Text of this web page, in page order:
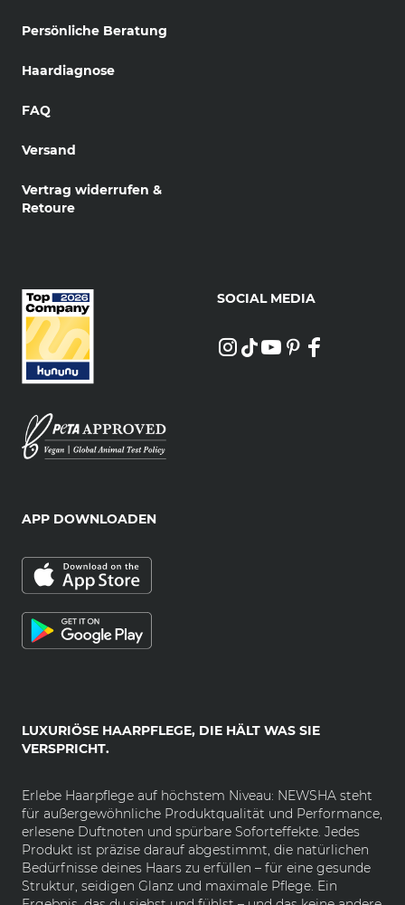
Persönliche Beratung
Haardiagnose
FAQ
Versand
Vertrag widerrufen &
Retoure
LUXURIÖSE HAARPFLEGE, DIE HÄLT WAS SIE
VERSPRICHT.
Erlebe Haarpflege auf höchstem Niveau: NEWSHA steht
für außergewöhnliche Produktqualität und Performance,
erlesene Duftnoten und spürbare Soforteffekte. Jedes
Produkt ist präzise darauf abgestimmt, die natürlichen
Bedürfnisse deines Haars zu erfüllen – für eine gesunde
Struktur, seidigen Glanz und maximale Pflege. Ein
SOCIAL MEDIA
APP DOWNLOADEN